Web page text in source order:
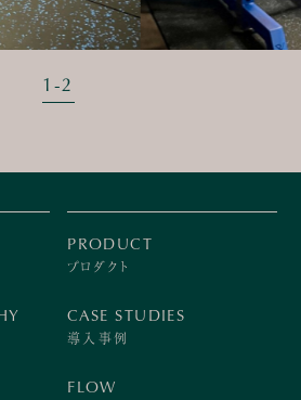
1 -2
PRODUCT
プロダクト
CASE STUDIES
導入事例
FLOW